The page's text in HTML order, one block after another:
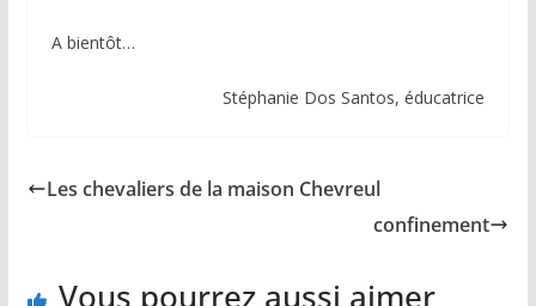
A bientôt…
Stéphanie Dos Santos, éducatrice
Les chevaliers de la maison Chevreul
confinement
Vous pourrez aussi aimer